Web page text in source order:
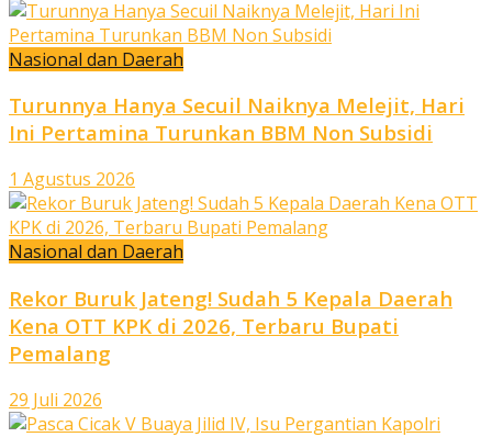
Nasional dan Daerah
Turunnya Hanya Secuil Naiknya Melejit, Hari
Ini Pertamina Turunkan BBM Non Subsidi
1 Agustus 2026
Nasional dan Daerah
Rekor Buruk Jateng! Sudah 5 Kepala Daerah
Kena OTT KPK di 2026, Terbaru Bupati
Pemalang
29 Juli 2026